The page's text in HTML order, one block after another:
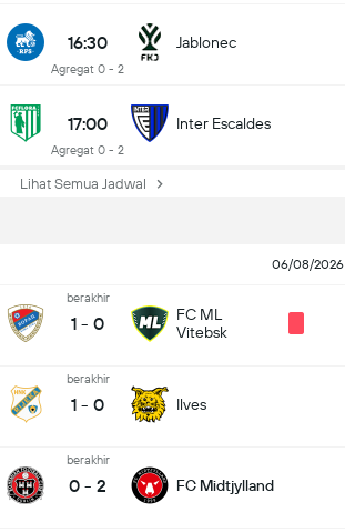
16:30
Agregat 0 - 2
Jablonec
17:00
Agregat 0 - 2
Inter Escaldes
Lihat Semua Jadwal
06/08/2026
berakhir
1 - 0
FC ML
Vitebsk
berakhir
1 - 0 Ilves
berakhir
0 - 2 FC Midtjylland